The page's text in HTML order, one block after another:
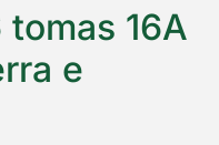
16A
e